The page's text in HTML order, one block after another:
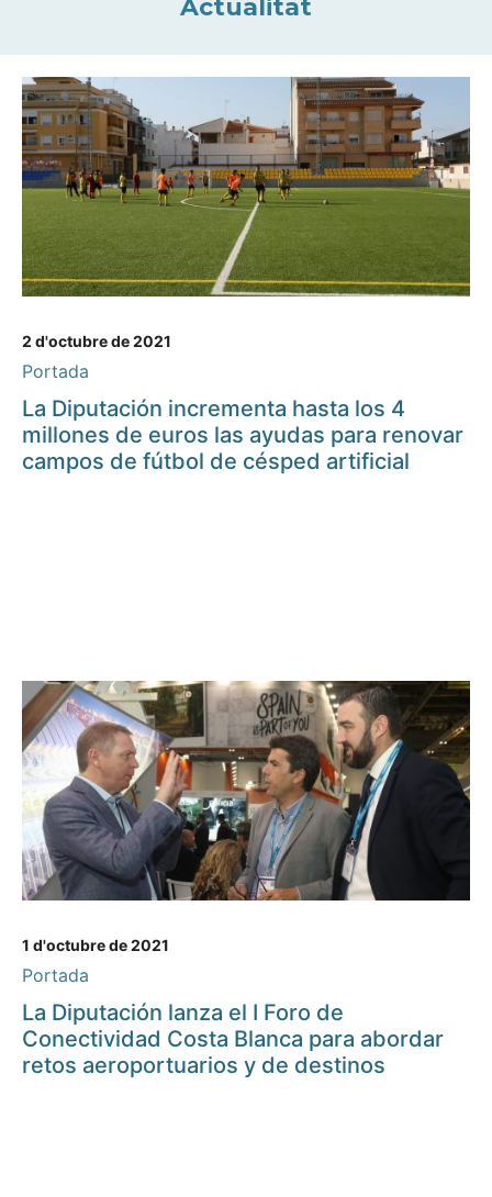
Actualitat
2 d'octubre de 2021
Portada
La Diputación incrementa hasta los 4
millones de euros las ayudas para renovar
campos de fútbol de césped artificial
1 d'octubre de 2021
Portada
La Diputación lanza el I Foro de
Conectividad Costa Blanca para abordar
retos aeroportuarios y de destinos